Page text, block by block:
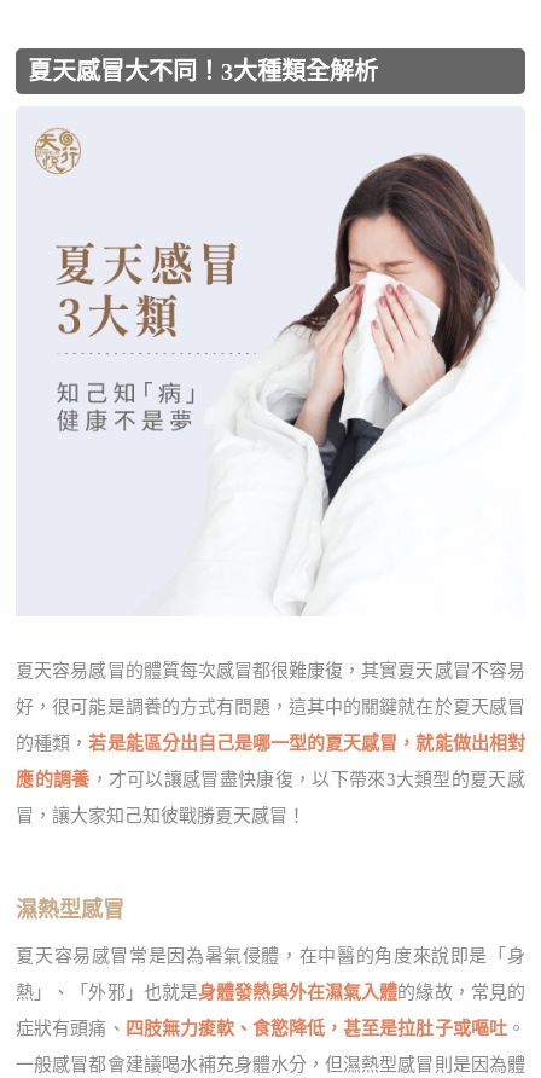
夏天感冒大不同！3大種類全解析
夏天容易感冒的體質每次感冒都很難康復，其實夏天感冒不容易
好，很可能是調養的方式有問題，這其中的關鍵就在於夏天感冒
的種類，若是能區分出自己是哪一型的夏天感冒，就能做出相對
應的調養 ，才可以讓感冒盡快康復，以下帶來3大類型的夏天感
冒，讓大家知己知彼戰勝夏天感冒！
濕熱型感冒
夏天容易感冒常是因為暑氣侵體，在中醫的角度來說即是「身
熱」、「外邪」也就是身體發熱與外在濕氣入體的緣故，常見的
症狀有頭痛、 四肢無力痠軟、食慾降低，甚至是拉肚子或嘔吐。
一般感冒都會建議喝水補充身體水分，但濕熱型感冒則是因為體